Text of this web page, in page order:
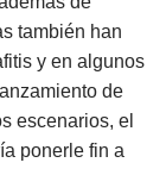
también han
y en algunos
de
escenarios, el
ponerle fin a